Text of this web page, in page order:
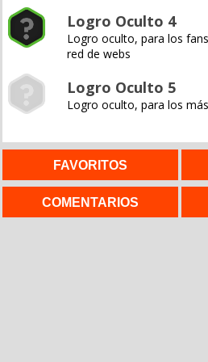
Logro Oculto 4
Logro oculto, para los
red de webs
Logro Oculto 5
Logro oculto, para los
FAVORITOS
COMENTARIOS